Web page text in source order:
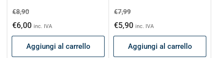
Prezzo
di
listino
€8,90Prezzo
scontato
€6,00 inc. IVA
Aggiungi al carrello
Prezzo
di
listino
€7,99Prezzo
scontato
€5,90 inc. IVA
Aggiungi al carrello